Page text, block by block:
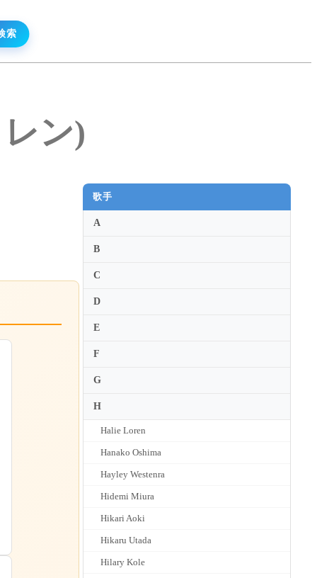
ン)
歌手
A
B
C
D
E
F
G
H
Halie Loren
Hanako Oshima
Hayley Westenra
Hidemi Miura
Hikari Aoki
Hikaru Utada
Hilary Kole